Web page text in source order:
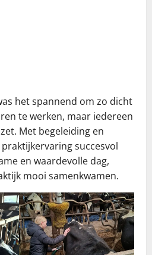
het spannend om zo dicht
te werken, maar iedereen
Met begeleiding en
succesvol
en waardevolle dag,
mooi samenkwamen.